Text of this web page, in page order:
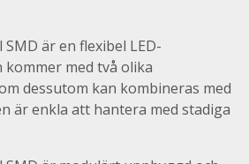
är en flexibel LED-
med två olika
dessutom kan kombineras med
är enkla att hantera med stadiga